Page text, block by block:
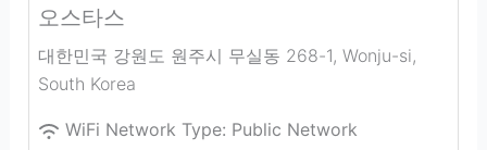
오스타스
대한민국 강원도 원주시 무실동 268-1, Wonju-si,
South Korea
WiFi Network Type: Public Network